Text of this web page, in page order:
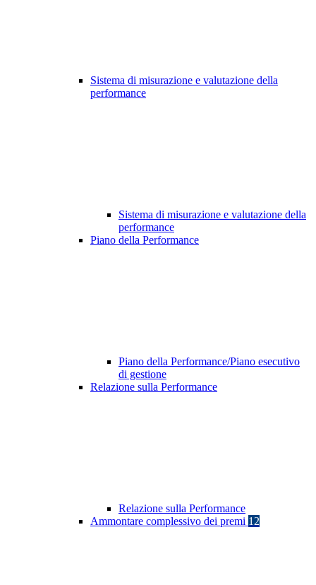
Sistema di misurazione e valutazione della
performance
Sistema di misurazione e valutazione della
performance
Piano della Performance
Piano della Performance/Piano esecutivo
di gestione
Relazione sulla Performance
Relazione sulla Performance
Ammontare complessivo dei premi 12